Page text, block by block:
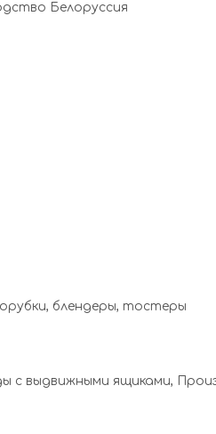
Белоруссия
блендеры, тостеры
с выдвижными ящиками,